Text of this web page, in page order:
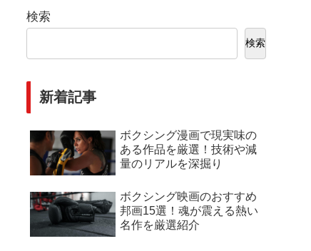
検索
検索
新着記事
ボクシング漫画で現実味の
ある作品を厳選！技術や減
量のリアルを深掘り
ボクシング映画のおすすめ
邦画15選！魂が震える熱い
名作を厳選紹介